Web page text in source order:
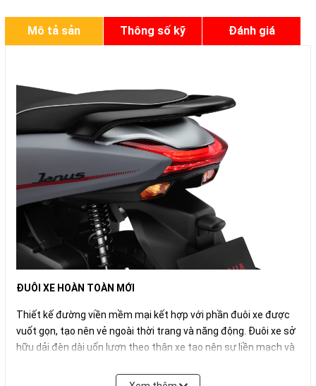
Mô tả sản Thông số kỹ Đánh giá
ĐUÔI XE HOÀN TOÀN MỚI
Thiết kế đường viền mềm mại kết hợp với phần đuôi xe được
vuốt gọn, tạo nên vẻ ngoài thời trang và năng động. Đuôi xe sở
hữu dải đèn dài uốn lượn theo thân xe tạo nên sự liền mạch và
U, điểm nhấn đặc trưng của Janus, giúp chiếc xe nổi bật và dễ